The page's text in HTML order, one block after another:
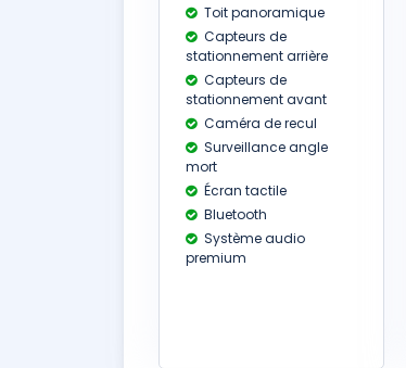
Toit panoramique
Capteurs de
stationnement arrière
Capteurs de
stationnement avant
Caméra de recul
Surveillance angle
mort
Écran tactile
Bluetooth
Système audio
premium